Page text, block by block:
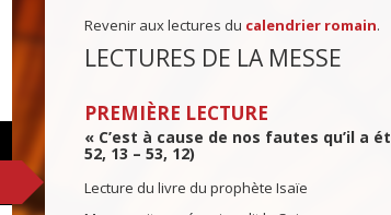
Revenir aux lectures du calendrier romain.
LECTURES DE LA MESSE
PREMIÈRE LECTURE
« C’est à cause de nos fautes qu’il a
52, 13 – 53, 12)
Lecture du livre du prophète Isaïe